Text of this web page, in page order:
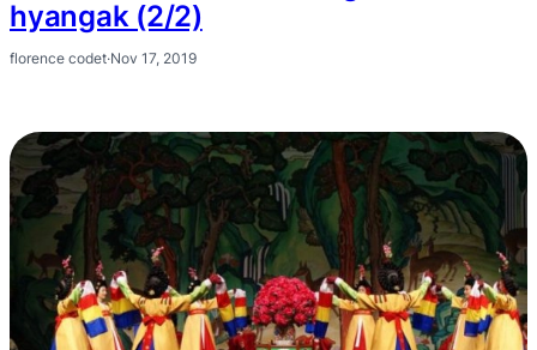
hyangak (2/2)
florence codet·Nov 17, 2019